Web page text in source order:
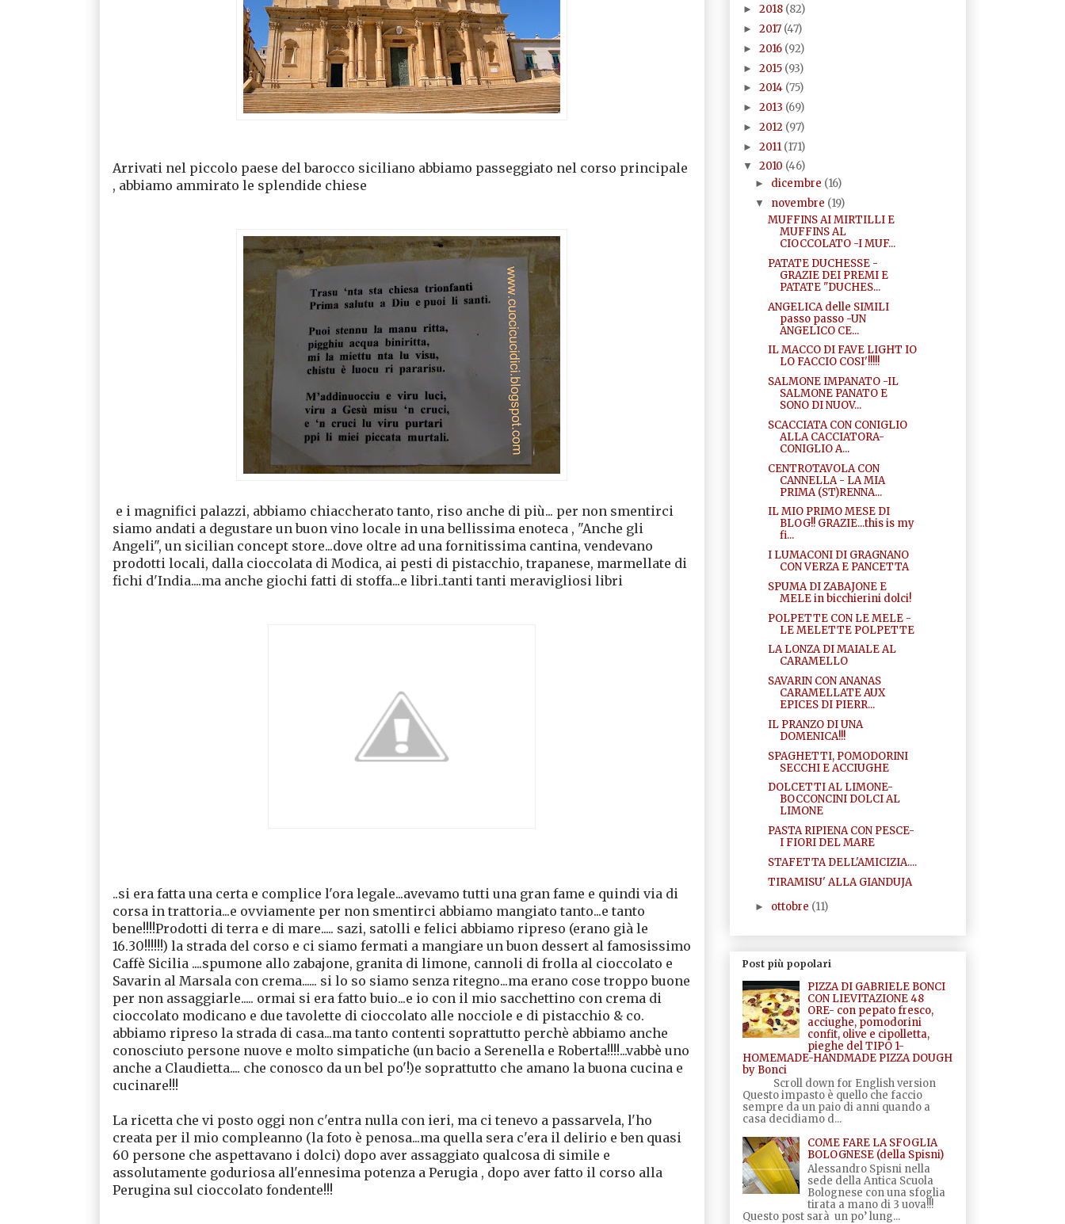
Arrivati nel piccolo paese del barocco siciliano abbiamo passeggiato nel corso principale
, abbiamo ammirato le splendide chiese
e i magnifici palazzi, abbiamo chiaccherato tanto, riso anche di più... per non smentirci
siamo andati a degustare un buon vino locale in una bellissima enoteca , "Anche gli
Angeli", un sicilian concept store...dove oltre ad una fornitissima cantina, vendevano
prodotti locali, dalla cioccolata di Modica, ai pesti di pistacchio, trapanese, marmellate di
fichi d'India....ma anche giochi fatti di stoffa...e libri..tanti tanti meravigliosi libri
..si era fatta una certa e complice l'ora legale...avevamo tutti una gran fame e quindi via di
corsa in trattoria...e ovviamente per non smentirci abbiamo mangiato tanto...e tanto
bene!!!!Prodotti di terra e di mare..... sazi, satolli e felici abbiamo ripreso (erano già le
16.30!!!!!!) la strada del corso e ci siamo fermati a mangiare un buon dessert al famosissimo
Caffè Sicilia ....spumone allo zabajone, granita di limone, cannoli di frolla al cioccolato e
Savarin al Marsala con crema...... si lo so siamo senza ritegno...ma erano cose troppo buone
per non assaggiarle..... ormai si era fatto buio...e io con il mio sacchettino con crema di
cioccolato modicano e due tavolette di cioccolato alle nocciole e di pistacchio & co.
abbiamo ripreso la strada di casa...ma tanto contenti soprattutto perchè abbiamo anche
conosciuto persone nuove e molto simpatiche (un bacio a Serenella e Roberta!!!!...vabbè uno
anche a Claudietta.... che conosco da un bel po'!)e soprattutto che amano la buona cucina e
cucinare!!!
La ricetta che vi posto oggi non c'entra nulla con ieri, ma ci tenevo a passarvela, l'ho
creata per il mio compleanno (la foto è penosa...ma quella sera c'era il delirio e ben quasi
60 persone che aspettavano i dolci) dopo aver assaggiato qualcosa di simile e
assolutamente goduriosa all'ennesima potenza a Perugia , dopo aver fatto il corso alla
Perugina sul cioccolato fondente!!!
► 2018 (82)
► 2017 (47)
► 2016 (92)
► 2015 (93)
► 2014 (75)
► 2013 (69)
► 2012 (97)
► 2011 (171)
▼ 2010 (46)
► dicembre (16)
▼ novembre (19)
MUFFINS AI MIRTILLI E
MUFFINS AL
CIOCCOLATO -I MUF...
PATATE DUCHESSE -
GRAZIE DEI PREMI E
PATATE "DUCHES...
ANGELICA delle SIMILI
passo passo -UN
ANGELICO CE...
IL MACCO DI FAVE LIGHT IO
LO FACCIO COSI'!!!!!
SALMONE IMPANATO -IL
SALMONE PANATO E
SONO DI NUOV...
SCACCIATA CON CONIGLIO
ALLA CACCIATORA-
CONIGLIO A...
CENTROTAVOLA CON
CANNELLA - LA MIA
PRIMA (ST)RENNA...
IL MIO PRIMO MESE DI
BLOG!! GRAZIE...this is my
fi...
I LUMACONI DI GRAGNANO
CON VERZA E PANCETTA
SPUMA DI ZABAJONE E
MELE in bicchierini dolci!
POLPETTE CON LE MELE -
LE MELETTE POLPETTE
LA LONZA DI MAIALE AL
CARAMELLO
SAVARIN CON ANANAS
CARAMELLATE AUX
EPICES DI PIERR...
IL PRANZO DI UNA
DOMENICA!!!
SPAGHETTI, POMODORINI
SECCHI E ACCIUGHE
DOLCETTI AL LIMONE-
BOCCONCINI DOLCI AL
LIMONE
PASTA RIPIENA CON PESCE-
I FIORI DEL MARE
STAFETTA DELL'AMICIZIA....
TIRAMISU' ALLA GIANDUJA
► ottobre (11)
Post più popolari
PIZZA DI GABRIELE BONCI
CON LIEVITAZIONE 48
ORE- con pepato fresco,
acciughe, pomodorini
confit, olive e cipolletta,
pieghe del TIPO 1-
HOMEMADE-HANDMADE PIZZA DOUGH
by Bonci
Scroll down for English version
Questo impasto è quello che faccio
sempre da un paio di anni quando a
casa decidiamo d...
COME FARE LA SFOGLIA
BOLOGNESE (della Spisni)
Alessandro Spisni nella
sede della Antica Scuola
Bolognese con una sfoglia
tirata a mano di 3 uova!!!
Questo post sarà un po’ lung...